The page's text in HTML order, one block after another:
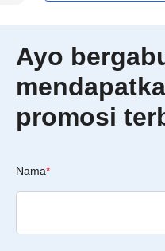
Ayo
promosi
Nama*